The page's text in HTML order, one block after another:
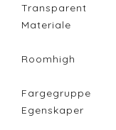
Transparent
Materiale
Roomhigh
Fargegruppe
Egenskaper